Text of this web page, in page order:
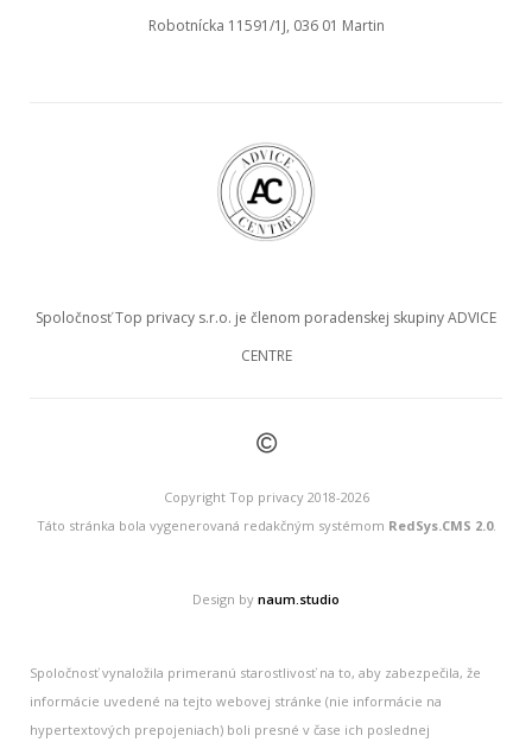
Robotnícka 11591/1J, 036 01 Martin
Spoločnosť Top privacy s.r.o. je členom poradenskej skupiny ADVICE
CENTRE
©
Copyright Top privacy 2018-2026
Táto stránka bola vygenerovaná redakčným systémom RedSys.CMS 2.0.
Design by naum.studio
Spoločnosť vynaložila primeranú starostlivosť na to, aby zabezpečila, že
informácie uvedené na tejto webovej stránke (nie informácie na
hypertextových prepojeniach) boli presné v čase ich poslednej